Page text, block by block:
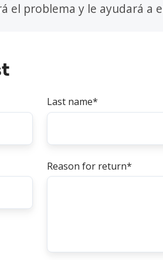
el problema y le ayudará a
Last name*
Reason for return*